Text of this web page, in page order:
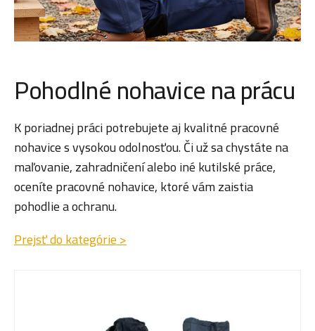
Pohodlné nohavice na prácu
K poriadnej práci potrebujete aj kvalitné pracovné
nohavice s vysokou odolnosťou. Či už sa chystáte na
maľovanie, zahradničení alebo iné kutilské práce,
oceníte pracovné nohavice, ktoré vám zaistia
pohodlie a ochranu.
Prejsť do kategórie >